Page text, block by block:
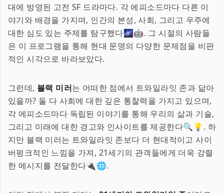
대에 방영된 고전 SF 드라마다. 각 에피소드마다 다른 이
야기와 배경을 가지며, 인간의 본성, 사회, 그리고 우주에
대한 심도 있는 주제를 탐구했다🌌🤖. 그 시절의 사람들
은 이 프로그램을 통해 현대 문명의 다양한 문제점을 비판
적인 시각으로 바라보았다.
그런데, 블랙 미러는 어떠한 점에서 트와일라잇 존과 닮아
있을까? 둘 다 사회에 대한 깊은 통찰력을 가지고 있으며,
각 에피소드마다 독립된 이야기를 통해 우리의 삶과 기술,
그리고 미래에 대한 경고와 인사이트를 제공한다🔍💡. 하
지만 블랙 미러는 트와일라잇 존보다 더 현대적이고 사이
버펑크적인 느낌을 가져, 21세기의 관객들에게 더욱 강렬
한 메시지를 전달한다🔌🌐.